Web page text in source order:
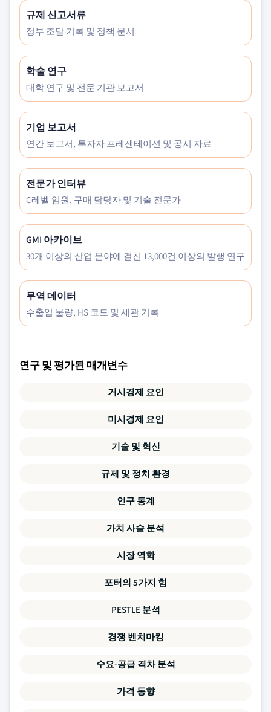
규제 신고서류
정부 조달 기록 및 정책 문서
학술 연구
대학 연구 및 전문 기관 보고서
기업 보고서
연간 보고서, 투자자 프레젠테이션 및 공시 자료
전문가 인터뷰
C레벨 임원, 구매 담당자 및 기술 전문가
GMI 아카이브
30개 이상의 산업 분야에 걸친 13,000건 이상의 발행 연구
무역 데이터
수출입 물량, HS 코드 및 세관 기록
연구 및 평가된 매개변수
거시경제 요인
미시경제 요인
기술 및 혁신
규제 및 정치 환경
인구 통계
가치 사슬 분석
시장 역학
포터의 5가지 힘
PESTLE 분석
경쟁 벤치마킹
수요-공급 격차 분석
가격 동향